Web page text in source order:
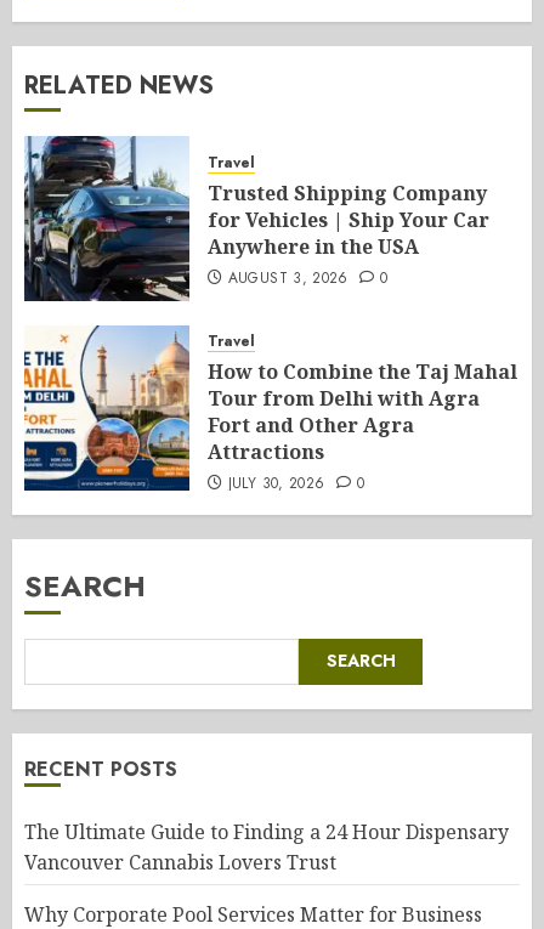
RELATED NEWS
Travel
Trusted Shipping Company
for Vehicles | Ship Your Car
Anywhere in the USA
AUGUST 3, 2026 0
Travel
How to Combine the Taj Mahal
Tour from Delhi with Agra
Fort and Other Agra
Attractions
JULY 30, 2026 0
SEARCH
SEARCH
RECENT POSTS
The Ultimate Guide to Finding a 24 Hour Dispensary
Vancouver Cannabis Lovers Trust
Why Corporate Pool Services Matter for Business